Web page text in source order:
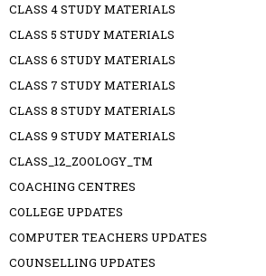
CLASS 4 STUDY MATERIALS
CLASS 5 STUDY MATERIALS
CLASS 6 STUDY MATERIALS
CLASS 7 STUDY MATERIALS
CLASS 8 STUDY MATERIALS
CLASS 9 STUDY MATERIALS
CLASS_12_ZOOLOGY_TM
COACHING CENTRES
COLLEGE UPDATES
COMPUTER TEACHERS UPDATES
COUNSELLING UPDATES